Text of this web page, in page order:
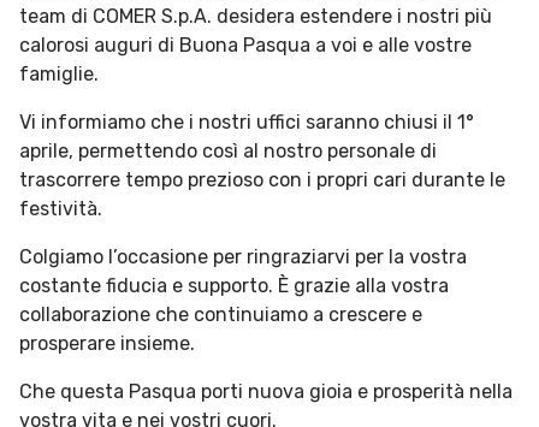
team di COMER S.p.A. desidera estendere i nostri più
calorosi auguri di Buona Pasqua a voi e alle vostre
famiglie.
Vi informiamo che i nostri uffici saranno chiusi il 1°
aprile, permettendo così al nostro personale di
trascorrere tempo prezioso con i propri cari durante le
festività.
Colgiamo l’occasione per ringraziarvi per la vostra
costante fiducia e supporto. È grazie alla vostra
collaborazione che continuiamo a crescere e
prosperare insieme.
Che questa Pasqua porti nuova gioia e prosperità nella
vostra vita e nei vostri cuori.